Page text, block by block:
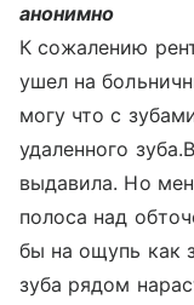
анонимно
К сожалению
ушел на
могу что с
удаленного
выдавила. Но
полоса над
бы на ощупь как
зуба рядом